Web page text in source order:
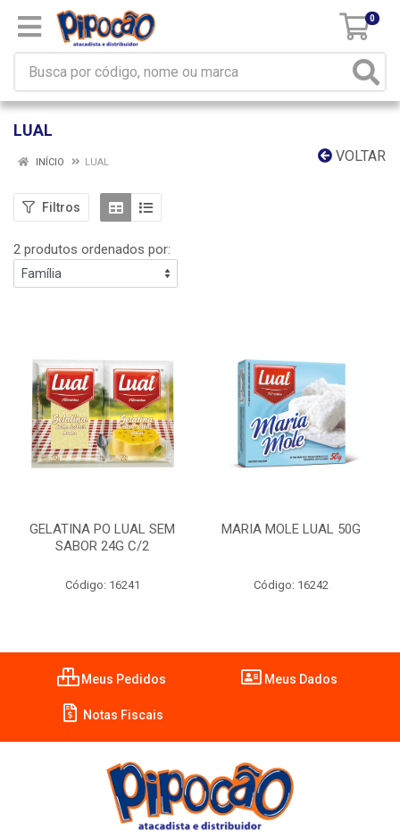
0
LUAL
VOLTAR
INÍCIO LUAL
Filtros
2 produtos ordenados por:
GELATINA PO LUAL SEM
SABOR 24G C/2
Código: 16241
MARIA MOLE LUAL 50G
Código: 16242
Meus Pedidos Meus Dados
Notas Fiscais